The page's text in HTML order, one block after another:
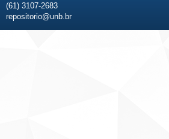
(61) 3107-2683
repositorio@unb.br